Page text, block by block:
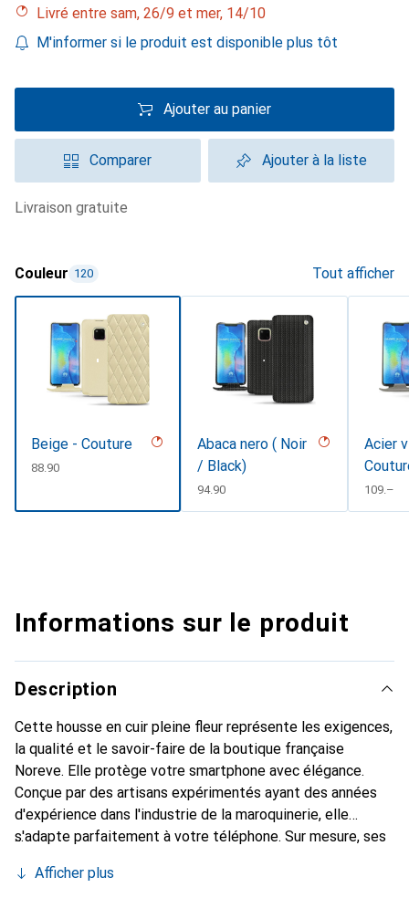
Livré entre sam, 26/9 et mer, 14/10
M'informer si le produit est disponible plus tôt
Ajouter au panier
Comparer Ajouter à la liste
livraison gratuite
Couleur 120 Tout afficher
Beige - Couture
CHF
88.90
Abaca nero ( Noir
/ Black)
CHF
94.90
Acier
CHF
109.–
Informations sur le produit
Description
Cette housse en cuir pleine fleur représente les exigences,
la qualité et le savoir-faire de la boutique française
Noreve. Elle protège votre smartphone avec élégance.
Conçue par des artisans expérimentés ayant des années
d'expérience dans l'industrie de la maroquinerie, elle
s'adapte parfaitement à votre téléphone. Sur mesure, ses
peau. Elle devient l'accessoire chic et indispensable pour
Afficher plus